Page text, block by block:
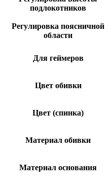
подлокотников
Регулировка поясничной
области
Для геймеров
Цвет обивки
Цвет (спинка)
Материал обивки
Материал основания